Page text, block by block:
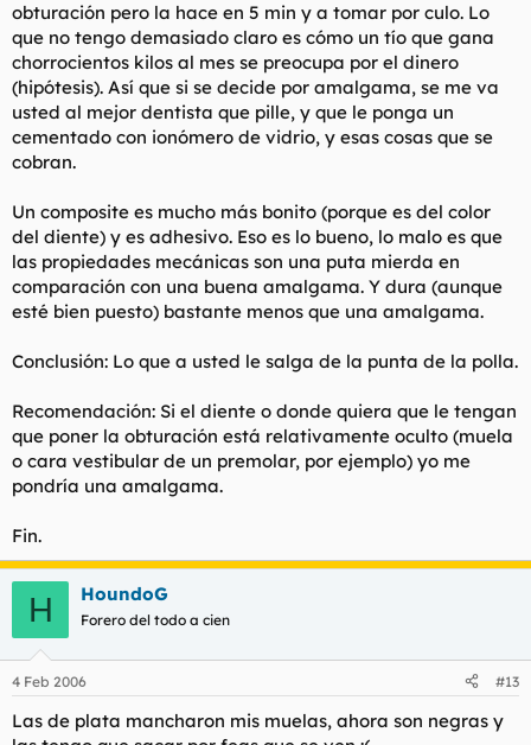
obturación pero la hace en 5 min y a tomar por culo. Lo
que no tengo demasiado claro es cómo un tío que gana
chorrocientos kilos al mes se preocupa por el dinero
(hipótesis). Así que si se decide por amalgama, se me va
usted al mejor dentista que pille, y que le ponga un
cementado con ionómero de vidrio, y esas cosas que se
cobran.
Un composite es mucho más bonito (porque es del color
del diente) y es adhesivo. Eso es lo bueno, lo malo es que
las propiedades mecánicas son una puta mierda en
comparación con una buena amalgama. Y dura (aunque
esté bien puesto) bastante menos que una amalgama.
Conclusión: Lo que a usted le salga de la punta de la polla.
Recomendación: Si el diente o donde quiera que le tengan
que poner la obturación está relativamente oculto (muela
o cara vestibular de un premolar, por ejemplo) yo me
pondría una amalgama.
Fin.
H HoundoG
Forero del todo a cien
4 Feb 2006 #13
Las de plata mancharon mis muelas, ahora son negras y